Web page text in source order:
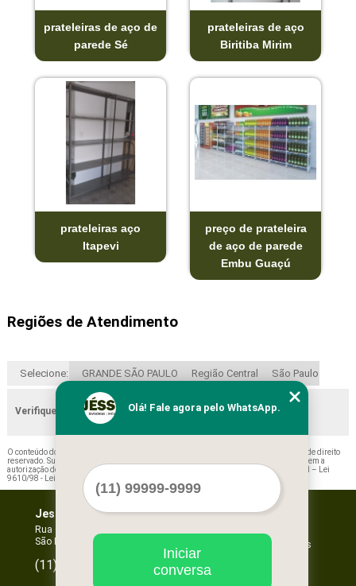
prateleiras de aço de
parede Sé
prateleiras de aço
Biritiba Mirim
prateleiras aço
Itapevi
preço de prateleira
de aço de parede
Embu Guaçú
Regiões de Atendimento
Selecione: GRANDE SÃO PAULO Região Central São Paulo
Verifique as regiões que atendemos
O conteúdo do texto "
" é de direito
reservado. Sua reprodução, parcial ou total, mesmo citando nossos links, é proibida sem a
autorização do autor. Crime de violação de direito autoral – artigo 184 do Código Penal –
Lei
9610/98 - Lei de direitos autorais
Jessica Forros e Divisórias
Rua Oscar Horta, 269 - Mooca
São Paulo - SP - CEP: 03105-110
(11)
Serviços
Olá! Fale agora pelo WhatsApp.
Iniciar
conversa